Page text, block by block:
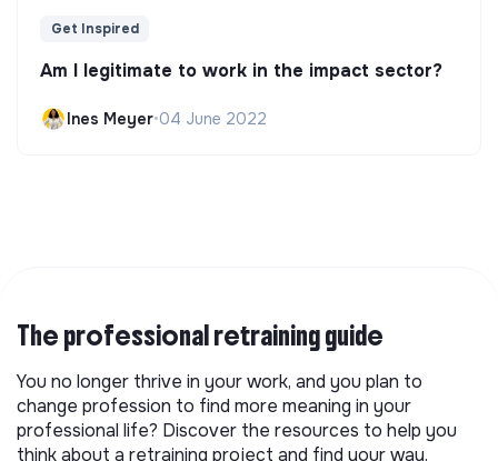
Get Inspired
Am I legitimate to work in the impact sector?
Ines Meyer•04 June 2022
The professional retraining guide
You no longer thrive in your work, and you plan to
change profession to find more meaning in your
professional life? Discover the resources to help you
think about a retraining project and find your way.